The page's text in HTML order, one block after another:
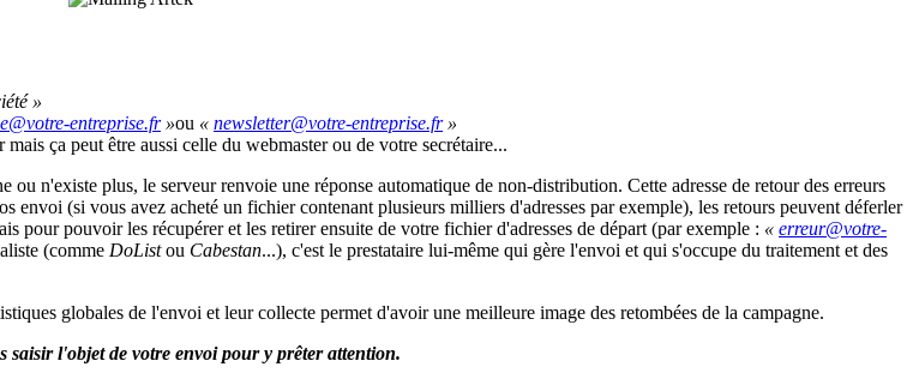
»
»ou «
»
ça peut être aussi celle du webmaster ou de votre secrétaire...
ou n'existe plus, le serveur renvoie une réponse automatique de non-distribution. Cette adresse de retour des erreurs
envoi (si vous avez acheté un fichier contenant plusieurs milliers d'adresses par exemple), les retours peuvent déferler
pouvoir les récupérer et les retirer ensuite de votre fichier d'adresses de départ (par exemple : «
(comme DoListou Cabestan...), c'est le prestataire lui-même qui gère l'envoi et qui s'occupe du traitement et des
globales de l'envoi et leur collecte permet d'avoir une meilleure image des retombées de la campagne.
saisir l'objet de votre envoi pour y prêter attention.